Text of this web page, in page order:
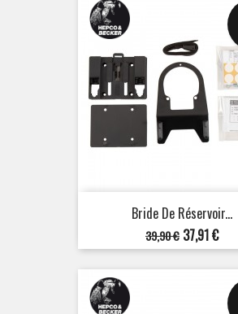
Bride De Réservoir...
Prix
de
base
39,90 € Prix
37,91 €